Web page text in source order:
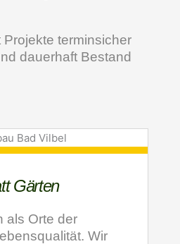
terminsicher
dauerhaft Bestand
Gärten
als Orte der
Wir